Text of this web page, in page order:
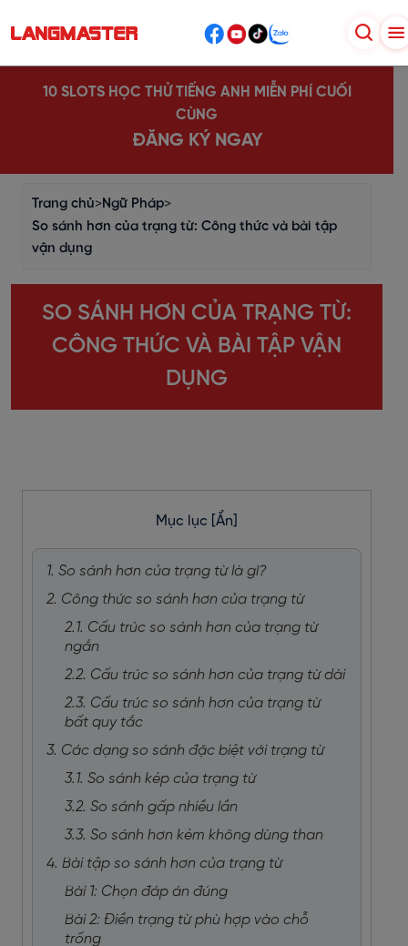
10 SLOTS HỌC THỬ TIẾNG ANH MIỄN PHÍ CUỐI
CÙNG
ĐĂNG KÝ NGAY
Trang chủ>Ngữ Pháp>
So sánh hơn của trạng từ: Công thức và bài tập
vận dụng
SO SÁNH HƠN CỦA TRẠNG TỪ:
CÔNG THỨC VÀ BÀI TẬP VẬN
DỤNG
Mục lục [Ẩn]
1. So sánh hơn của trạng từ là gì?
2. Công thức so sánh hơn của trạng từ
2.1. Cấu trúc so sánh hơn của trạng từ
ngắn
2.2. Cấu trúc so sánh hơn của trạng từ dài
2.3. Cấu trúc so sánh hơn của trạng từ
bất quy tắc
3. Các dạng so sánh đặc biệt với trạng từ
3.1. So sánh kép của trạng từ
3.2. So sánh gấp nhiều lần
3.3. So sánh hơn kém không dùng than
4. Bài tập so sánh hơn của trạng từ
Bài 1: Chọn đáp án đúng
Bài 2: Điền trạng từ phù hợp vào chỗ
trống